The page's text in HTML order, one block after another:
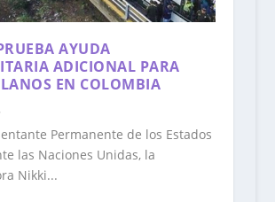
AYUDA
ADICIONAL PARA
EN COLOMBIA
Permanente de los Estados
las Naciones Unidas, la
Nikki...